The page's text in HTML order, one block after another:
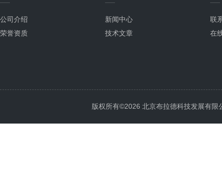
公司介绍
荣誉资质
新闻中心
技术文章
联
在
版权所有©2026 北京布拉德科技发展有